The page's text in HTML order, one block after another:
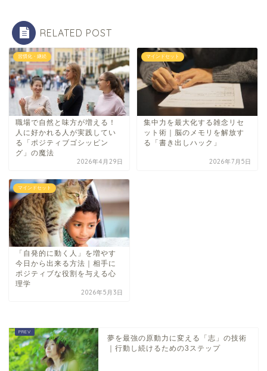
RELATED POST
習慣化・継続
職場で自然と味方が増える！
人に好かれる人が実践してい
る「ポジティブゴシッピン
グ」の魔法
2026年4月29日
マインドセット
集中力を最大化する雑念リセ
ット術｜脳のメモリを解放す
る「書き出しハック」
2026年7月5日
マインドセット
「自発的に動く人」を増やす
今日から出来る方法｜相手に
ポジティブな役割を与える心
理学
2026年5月3日
夢を最強の原動力に変える「志」の技術
｜行動し続けるための3ステップ